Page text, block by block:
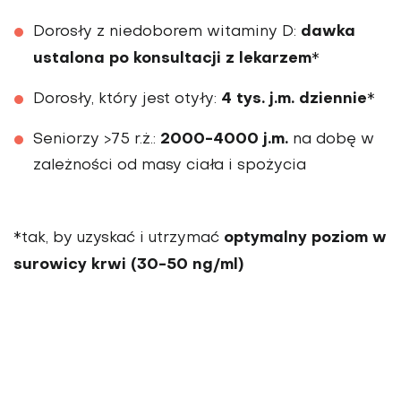
Dorosły z niedoborem witaminy D: dawka
ustalona po konsultacji z lekarzem*
Dorosły, który jest otyły: 4 tys. j.m. dziennie*
Seniorzy >75 r.ż.: 2000-4000 j.m. na dobę w
zależności od masy ciała i spożycia
*tak, by uzyskać i utrzymać optymalny poziom w
surowicy krwi (30-50 ng/ml)